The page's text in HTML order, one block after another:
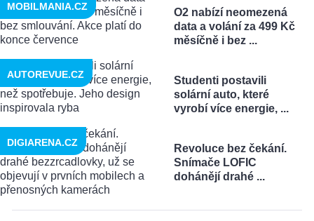
O2 nabízí neomezená
data a volání za 499 Kč
měsíčně i bez ...
MOBILMANIA.CZ
Studenti postavili
solární auto, které
vyrobí více energie, ...
AUTOREVUE.CZ
Revoluce bez čekání.
Snímače LOFIC
dohánějí drahé ...
DIGIARENA.CZ